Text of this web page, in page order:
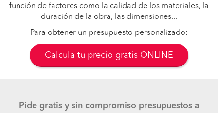
función de factores como la calidad de los materiales, la
duración de la obra, las dimensiones...
Para obtener un presupuesto personalizado:
Calcula tu precio gratis ONLINE
Pide gratis y sin compromiso presupuestos a